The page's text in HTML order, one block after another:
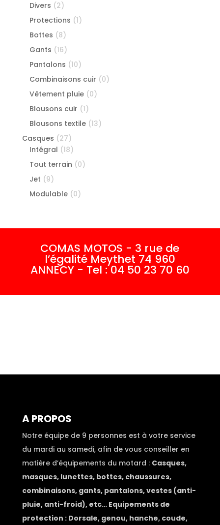
Divers (2)
Protections (1)
Bottes (8)
Gants (16)
Pantalons (10)
Combinaisons cuir (0)
Vêtement pluie (0)
Blousons cuir (1)
Blousons textile (13)
Casques (27)
Intégral (18)
Tout terrain (0)
Jet (9)
Modulable (0)
COMAS MOTOS - 3 rue de
l’égalité Meythet 74 960
ANNECY - Tel : 04 50 23 70 60
A PROPOS
Notre équipe de 9 personnes est à votre service
du mardi au samedi, afin de vous conseiller en
matière d’équipements du motard : Casques,
masques, lunettes, bottes, chaussures,
combinaisons, gants, pantalons, vestes (anti-
pluie, anti-froid), etc… Equipements de
protection : Dorsale, genou, hanche, coude,